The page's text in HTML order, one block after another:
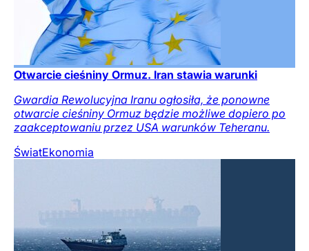
Otwarcie cieśniny Ormuz. Iran stawia warunki
Gwardia Rewolucyjna Iranu ogłosiła, że ponowne
otwarcie cieśniny Ormuz będzie możliwe dopiero po
zaakceptowaniu przez USA warunków Teheranu.
ŚwiatEkonomia